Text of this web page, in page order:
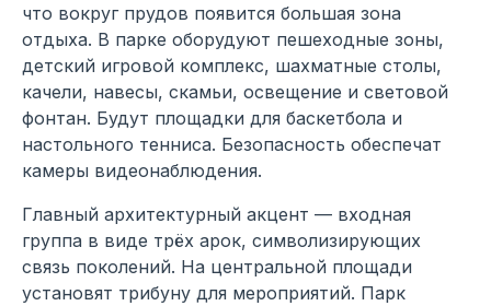
что вокруг прудов появится большая зона
отдыха. В парке оборудуют пешеходные зоны,
детский игровой комплекс, шахматные столы,
качели, навесы, скамьи, освещение и световой
фонтан. Будут площадки для баскетбола и
настольного тенниса. Безопасность обеспечат
камеры видеонаблюдения.
Главный архитектурный акцент — входная
группа в виде трёх арок, символизирующих
связь поколений. На центральной площади
установят трибуну для мероприятий. Парк